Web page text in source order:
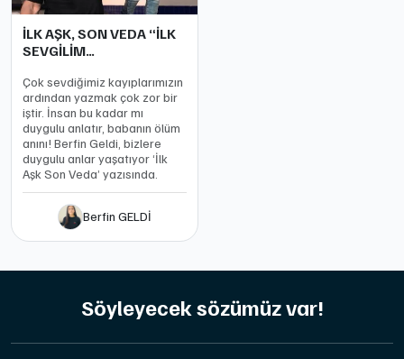
İLK AŞK, SON VEDA “İLK
SEVGİLİM…
Çok sevdiğimiz kayıplarımızın
ardından yazmak çok zor bir
iştir. İnsan bu kadar mı
duygulu anlatır, babanın ölüm
anını! Berfin Geldi, bizlere
duygulu anlar yaşatıyor ‘İlk
Aşk Son Veda’ yazısında.
Berfin GELDİ
Söyleyecek sözümüz var!